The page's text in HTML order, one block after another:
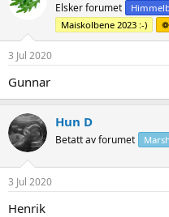
Elsker forumet
Maiskolbene 2023 :-)
❁
3 Jul 2020
Gunnar
Hun D
Betatt av forumet
3 Jul 2020
Henrik